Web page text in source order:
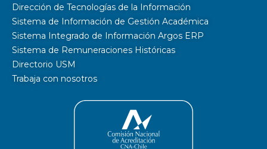
Dirección de Tecnologías de la Información
Sistema de Información de Gestión Académica
Sistema Integrado de Información Argos ERP
Sistema de Remuneraciones Históricas
Directorio USM
Trabaja con nosotros